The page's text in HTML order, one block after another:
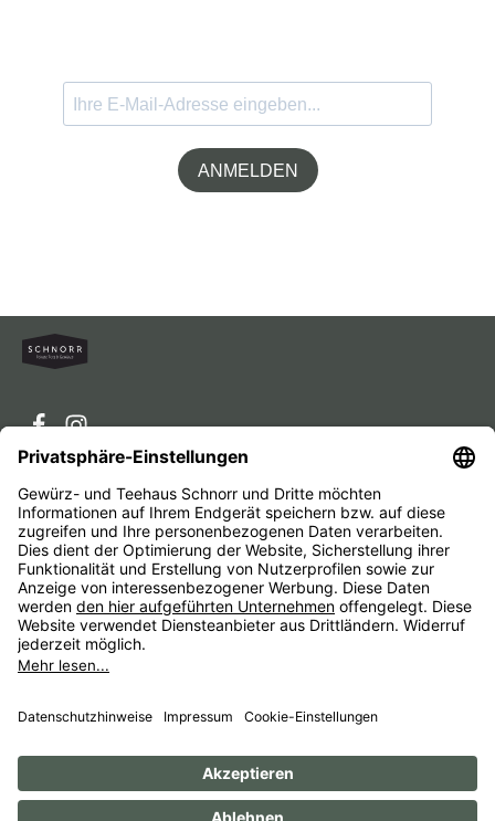
ANMELDEN
Service-Hotline
Service
Unternehmen
Alle Preise inkl. gesetzl. Mehrwertsteuer zzgl.
anders angegeben.
ImpressumAGBWiderrufsbelehrungenDatenschutz
Barrierefreiheit